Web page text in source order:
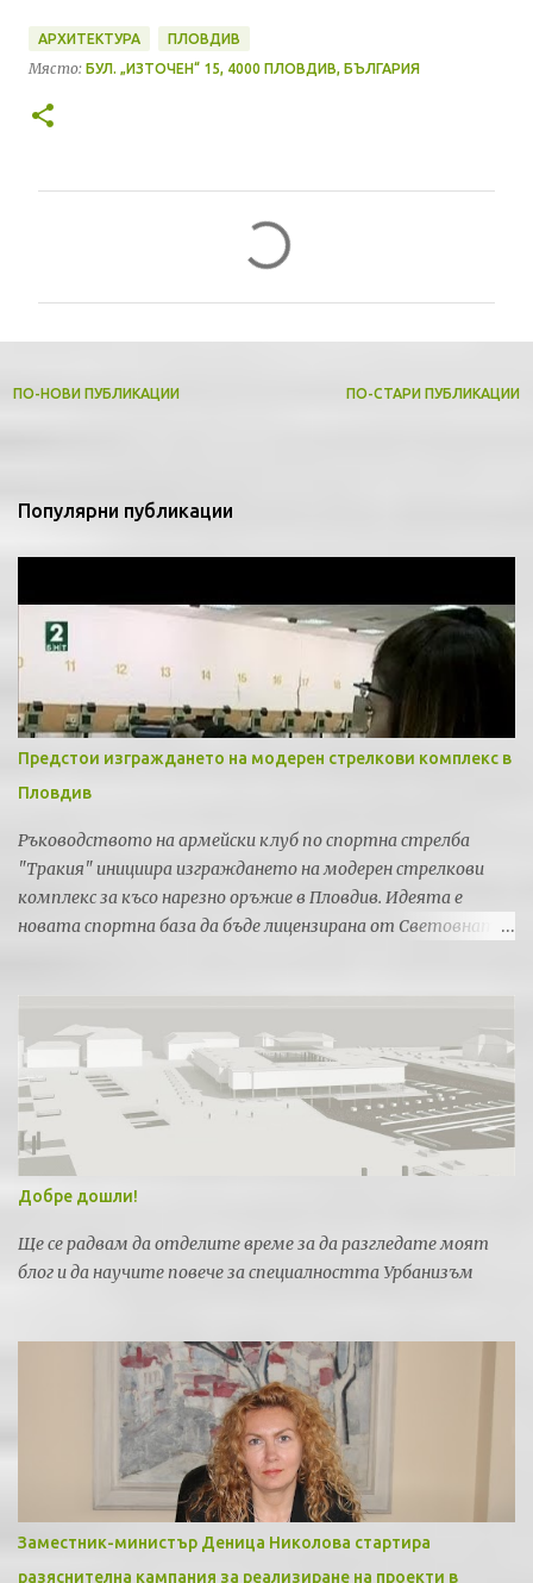
АРХИТЕКТУРА ПЛОВДИВ
Място: БУЛ. „ИЗТОЧЕН“ 15, 4000 ПЛОВДИВ, БЪЛГАРИЯ
т
ПО-НОВИ ПУБЛИКАЦИИ ПО-СТАРИ ПУБЛИКАЦИИ
Популярни публикации
Предстои изграждането на модерен стрелкови комплекс в
Пловдив
Ръководството на армейски клуб по спортна стрелба
"Тракия" инициира изграждането на модерен стрелкови
комплекс за късо нарезно оръжие в Пловдив. Идеята е
новата спортна база да бъде лицензирана от Световната
Добре дошли!
Ще се радвам да отделите време за да разгледате моят
блог и да научите повече за специалността Урбанизъм
Заместник-министър Деница Николова стартира
разяснителна кампания за реализиране на проекти в